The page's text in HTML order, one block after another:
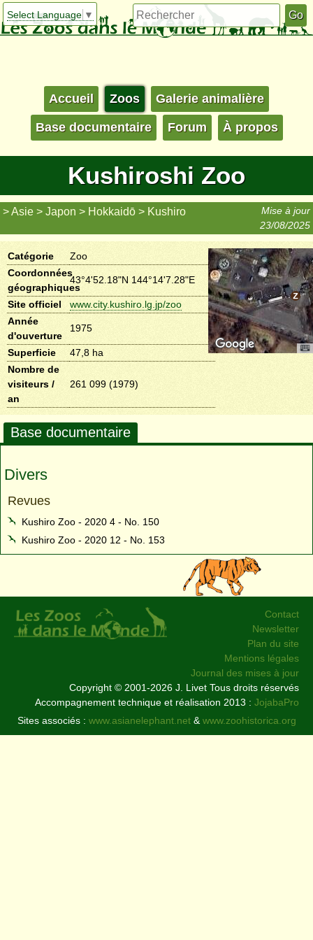
Select Language ▼
Accueil Zoos Galerie animalière
Base documentaire Forum À propos
Kushiroshi Zoo
Asie Japon Hokkaidō Kushiro
Mise à jour
23/08/2025
Catégorie
Zoo
Coordonnées
géographiques
43°4'52.18"N 144°14'7.28"E
Site officiel
www.city.kushiro.lg.jp/zoo
Année
d'ouverture
1975
Superficie
47,8 ha
Nombre de
visiteurs /
an
261 099 (1979)
Base documentaire
Divers
Revues
Kushiro Zoo - 2020 4 - No. 150
Kushiro Zoo - 2020 12 - No. 153
Contact
Newsletter
Plan du site
Mentions légales
Journal des mises à jour
Copyright © 2001-2026 J. Livet Tous droits réservés
Accompagnement technique et réalisation 2013 : JojabaPro
Sites associés : www.asianelephant.net& www.zoohistorica.org